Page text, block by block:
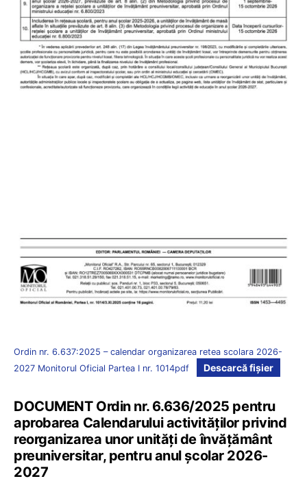
Ordin nr. 6.637:2025 – calendar organizarea retea scolara 2026-
2027 Monitorul Oficial Partea I nr. 1014pdf
Descarcă fișier
DOCUMENT Ordin nr. 6.636/2025 pentru
aprobarea Calendarului activităților privind
reorganizarea unor unități de învățământ
preuniversitar, pentru anul școlar 2026-
2027